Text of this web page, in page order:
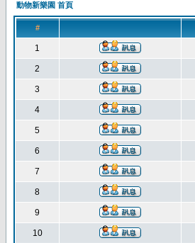
動物新樂園 首頁
#
1
2
3
4
5
6
7
8
9
10